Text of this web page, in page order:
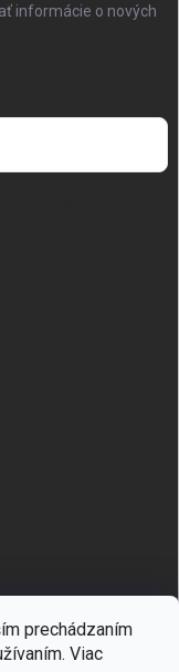
prechádzaním
Viac
informácie o nových